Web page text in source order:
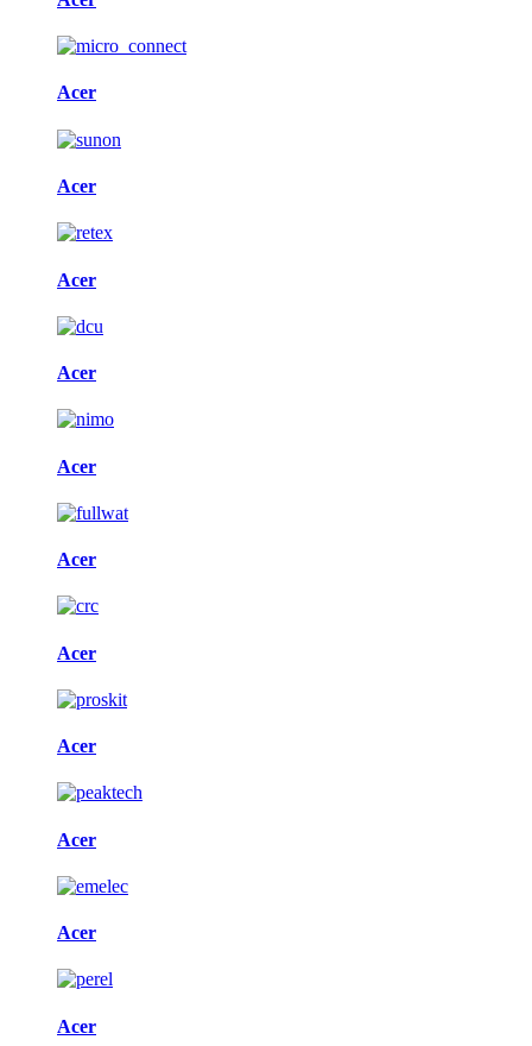
Acer
Acer
Acer
Acer
Acer
Acer
Acer
Acer
Acer
Acer
Acer